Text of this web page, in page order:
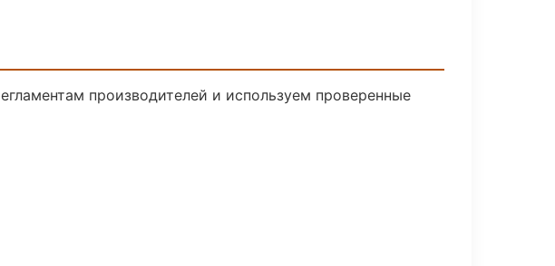
производителей и используем проверенные